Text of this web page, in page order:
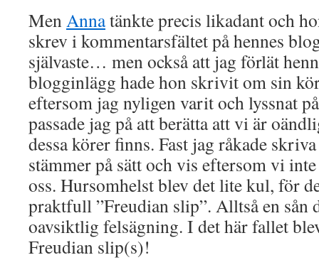
MenAnnatänkte precis likadant och
skrev i kommentarsfältet på hennes
självaste… men också att jag förlät
blogginlägg hade hon skrivit om sin
eftersom jag nyligen varit och lyssnat
passade jag på att berätta att vi är
dessa körer finns. Fast jag råkade
stämmer på sätt och vis eftersom vi
oss. Hursomhelst blev det lite kul, för
praktfull ”Freudian slip”. Alltså en sån
oavsiktlig felsägning. I det här fallet
Freudian slip(s)!